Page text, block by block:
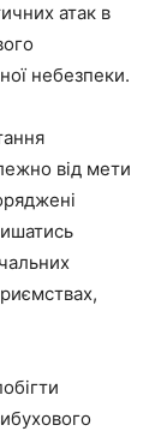
атак в
небезпеки.
від мети